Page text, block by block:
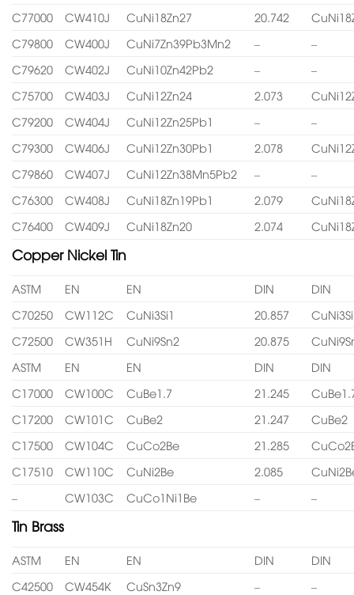
C77000
CW410J CuNi18Zn27 20.742
C79800
CW400J CuNi7Zn39Pb3Mn2 –
–
C79620
CW402J CuNi10Zn42Pb2 –
–
C75700
CW403J CuNi12Zn24 2.073
C79200
CW404J CuNi12Zn25Pb1 –
–
C79300
CW406J CuNi12Zn30Pb1 2.078
C79860
CW407J CuNi12Zn38Mn5Pb2 –
–
C76300
CW408J CuNi18Zn19Pb1 2.079
C76400
CW409J CuNi18Zn20 2.074
Copper Nickel Tin
ASTM EN EN DIN
DIN
C70250
CW112C CuNi3Si1 20.857
CuNi3Si
C72500
CW351H CuNi9Sn2 20.875
ASTM
EN EN DIN
DIN
C17000
CW100C CuBe1.7 21.245
C17200
CW101C CuBe2 21.247
CuBe2
C17500
CW104C CuCo2Be 21.285
C17510
CW110C CuNi2Be 2.085
–
CW103C CuCo1Ni1Be – –
Tin Brass
ASTM EN EN DIN
DIN
C42500
CW454K CuSn3Zn9 –
–